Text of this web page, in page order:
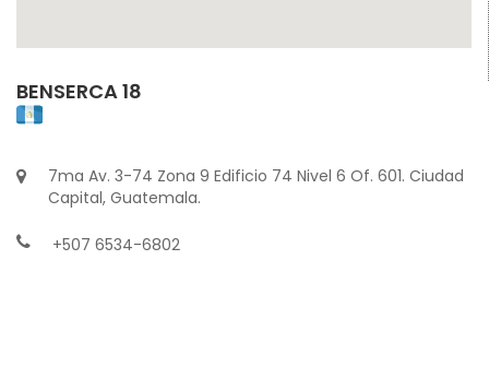
BENSERCA 18
7ma Av. 3-74 Zona 9 Edificio 74 Nivel 6 Of. 601. Ciudad
Capital, Guatemala.
+507 6534-6802